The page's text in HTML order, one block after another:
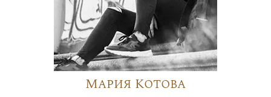
Мария Котова